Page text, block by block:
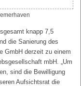
knapp 7,5
die Sanierung des
GmbH derzeit zu einem
mbH. „Um
sind die Bewilligung
Aufsichtsrat die